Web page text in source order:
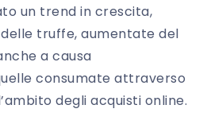
un trend in crescita,
truffe, aumentate del
a causa
consumate attraverso
degli acquisti online.